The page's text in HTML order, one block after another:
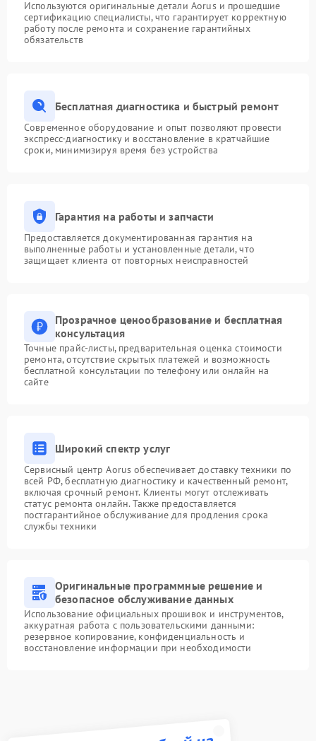
Используются оригинальные детали Aorus и прошедшие
сертификацию специалисты, что гарантирует корректную
работу после ремонта и сохранение гарантийных
обязательств
Бесплатная диагностика и быстрый ремонт
Современное оборудование и опыт позволяют провести
экспресс-диагностику и восстановление в кратчайшие
сроки, минимизируя время без устройства
Гарантия на работы и запчасти
Предоставляется документированная гарантия на
выполненные работы и установленные детали, что
защищает клиента от повторных неисправностей
Прозрачное ценообразование и бесплатная
консультация
Точные прайс-листы, предварительная оценка стоимости
ремонта, отсутствие скрытых платежей и возможность
бесплатной консультации по телефону или онлайн на
сайте
Широкий спектр услуг
Сервисный центр Aorus обеспечивает доставку техники по
всей РФ, бесплатную диагностику и качественный ремонт,
включая срочный ремонт. Клиенты могут отслеживать
статус ремонта онлайн. Также предоставляется
постгарантийное обслуживание для продления срока
службы техники
Оригинальные программные решение и
безопасное обслуживание данных
Использование официальных прошивок и инструментов,
аккуратная работа с пользовательскими данными:
резервное копирование, конфиденциальность и
восстановление информации при необходимости